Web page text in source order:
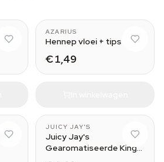
AZARIUS
Hennep vloei + tips
€ 1,49
JUICY JAY'S
Juicy Jay's
Gearomatiseerde King